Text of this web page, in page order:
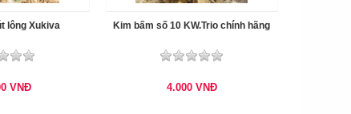
lông Xukiva
VNĐ
Kim bấm số 10 KW.Trio chính hãng
4.000 VNĐ